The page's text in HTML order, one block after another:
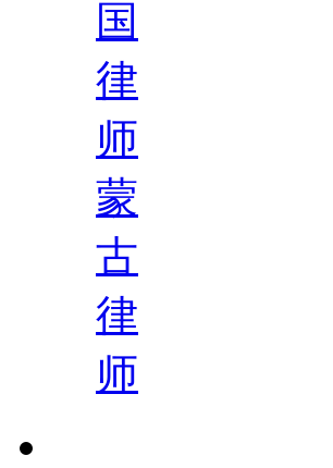
国
律
师
蒙
古
律
师